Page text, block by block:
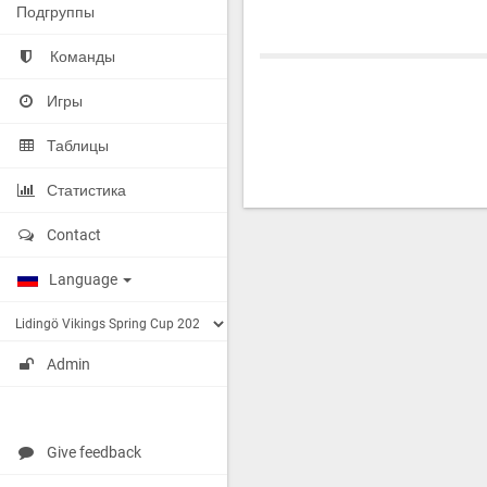
Подгруппы
Команды
Игры
Таблицы
Статистика
Contact
Language
Admin
Give feedback